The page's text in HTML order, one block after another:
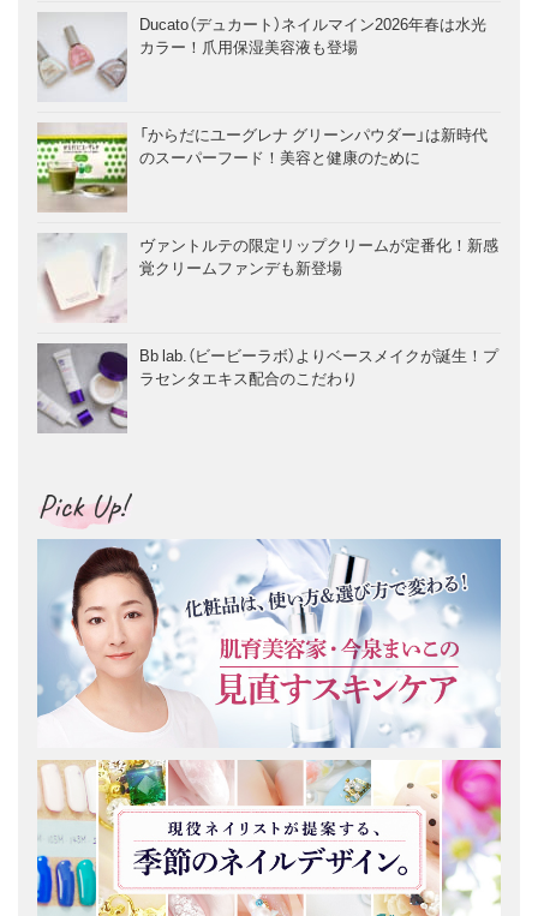
Ducato（デュカート）ネイルマイン2026年春は水光
カラー！爪用保湿美容液も登場
「からだにユーグレナ グリーンパウダー」は新時代
のスーパーフード！美容と健康のために
ヴァントルテの限定リップクリームが定番化！新感
覚クリームファンデも新登場
Bb lab.（ビービーラボ）よりベースメイクが誕生！プ
ラセンタエキス配合のこだわり
Pick Up!